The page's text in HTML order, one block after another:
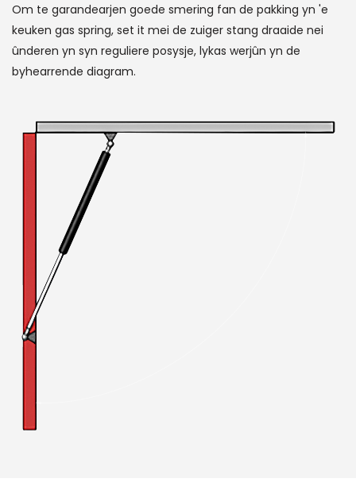
Om te garandearjen goede smering fan de pakking yn 'e
keuken gas spring, set it mei de zuiger stang draaide nei
ûnderen yn syn reguliere posysje, lykas werjûn yn de
byhearrende diagram.